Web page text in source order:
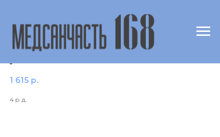
IgE к аллергену f75 Яичный желток/Egg
1 615 р.
4 р. д.